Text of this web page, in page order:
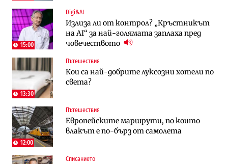
15:00
Digi&AI
Излиза ли от контрол? „Кръстникът
на AI“ за най-голямата заплаха пред
човечеството
13:30
Пътешествия
Кои са най-добрите луксозни хотели по
света?
12:00
Пътешествия
Европейските маршрути, по които
влакът е по-бърз от самолета
Списанието
Компании
Vivacom предлага над 150 устройства с
90% отстъпка през август
Компании
„Ендуросат“ ще строи огромен
космически и отбранителен център в
Енергетика
Държавният ТЕЦ „Марица изток 2“
работи с 5 блока
Енергетика
Градоустройство
Столична община избра изпълнител за
преместването на трамвайното
трасе по бул. „Скобелев“
Енергетика
Държавният ТЕЦ „Марица изток 2“
работи с 5 блока
Компании
„Ендуросат“ ще строи огромен
космически и отбранителен център в
Регулации